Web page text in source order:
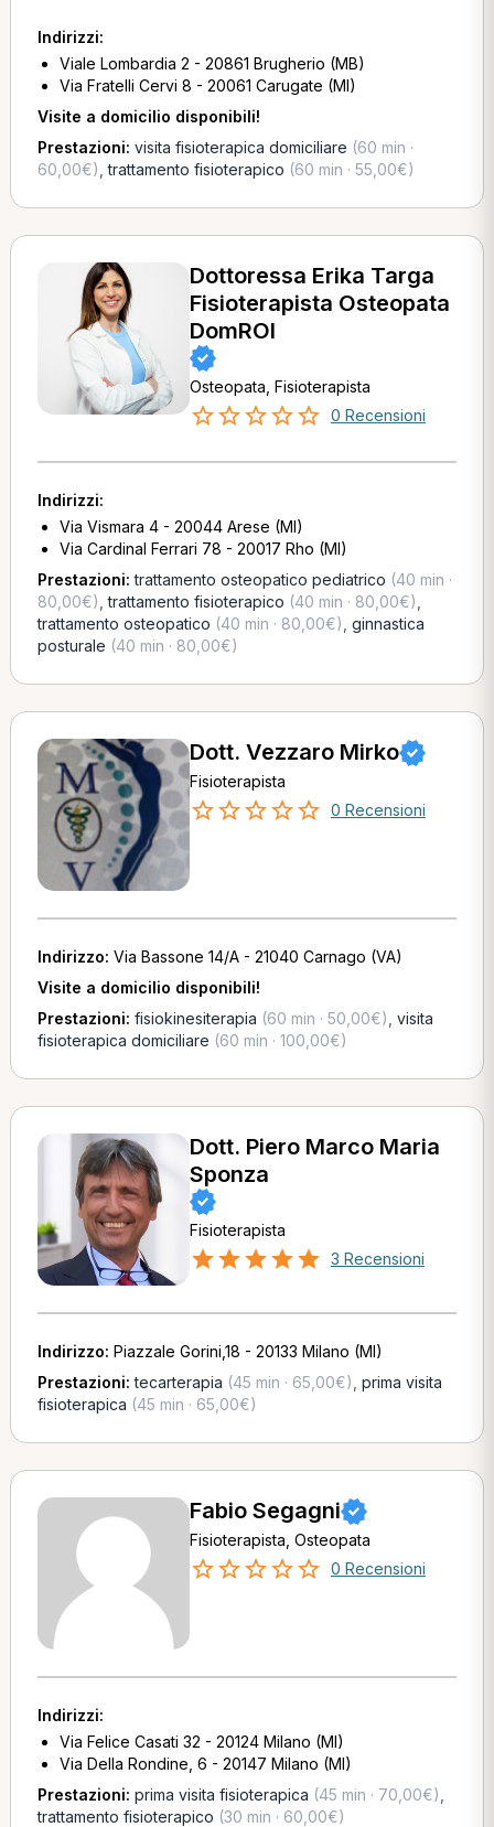
Indirizzi:
Viale Lombardia 2 - 20861 Brugherio (MB)
Via Fratelli Cervi 8 - 20061 Carugate (MI)
Visite a domicilio disponibili!
Prestazioni: visita fisioterapica domiciliare (60 min ·
60,00€) ,trattamento fisioterapico (60 min · 55,00€)
Dottoressa Erika Targa
Fisioterapista Osteopata
DomROI
Osteopata, Fisioterapista
0 Recensioni
Indirizzi:
Via Vismara 4 - 20044 Arese (MI)
Via Cardinal Ferrari 78 - 20017 Rho (MI)
Prestazioni:trattamento osteopatico pediatrico (40 min ·
80,00€) ,trattamento fisioterapico (40 min · 80,00€)
trattamento osteopatico (40 min · 80,00€) ginnastica
posturale (40 min · 80,00€)
Dott. Vezzaro Mirko
Fisioterapista
0 Recensioni
Indirizzo: Via Bassone 14/A - 21040 Carnago (VA)
Visite a domicilio disponibili!
Prestazioni: fisiokinesiterapia (60 min · 50,00€) visita
fisioterapica domiciliare (60 min · 100,00€)
Dott. Piero Marco Maria
Sponza
Fisioterapista
3 Recensioni
Indirizzo: Piazzale Gorini,18 - 20133 Milano (MI)
Prestazioni:tecarterapia (45 min · 65,00€) prima visita
fisioterapica (45 min · 65,00€)
Fabio Segagni
Fisioterapista, Osteopata
0 Recensioni
Indirizzi:
Via Felice Casati 32 - 20124 Milano (MI)
Via Della Rondine, 6 - 20147 Milano (MI)
Prestazioni: prima visita fisioterapica (45 min · 70,00€)
trattamento fisioterapico (30 min · 60,00€)